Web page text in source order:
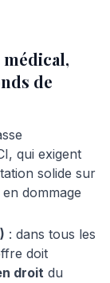
de
qui exigent
solide sur
dommage
: dans tous les
doit
droit du